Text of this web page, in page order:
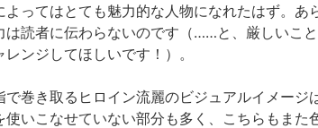
ってはとても魅力的な人物になれたはず。あ
読者に伝わらないのです（……と、厳しいこ
ンジしてほしいです！）。
巻き取るヒロイン流麗のビジュアルイメージ
いこなせていない部分も多く、こちらもまた